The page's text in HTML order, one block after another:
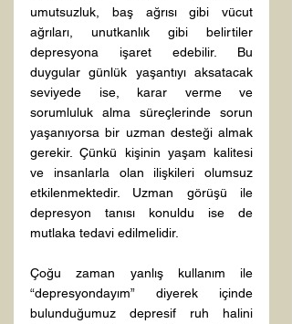
umutsuzluk, baş ağrısı gibi vücut
ağrıları, unutkanlık gibi belirtiler
depresyona işaret edebilir. Bu
duygular günlük yaşantıyı aksatacak
seviyede ise, karar verme ve
sorumluluk alma süreçlerinde sorun
yaşanıyorsa bir uzman desteği almak
gerekir. Çünkü kişinin yaşam kalitesi
ve insanlarla olan ilişkileri olumsuz
etkilenmektedir. Uzman görüşü ile
depresyon tanısı konuldu ise de
mutlaka tedavi edilmelidir.
Çoğu zaman yanlış kullanım ile
“depresyondayım” diyerek içinde
bulunduğumuz depresif ruh halini